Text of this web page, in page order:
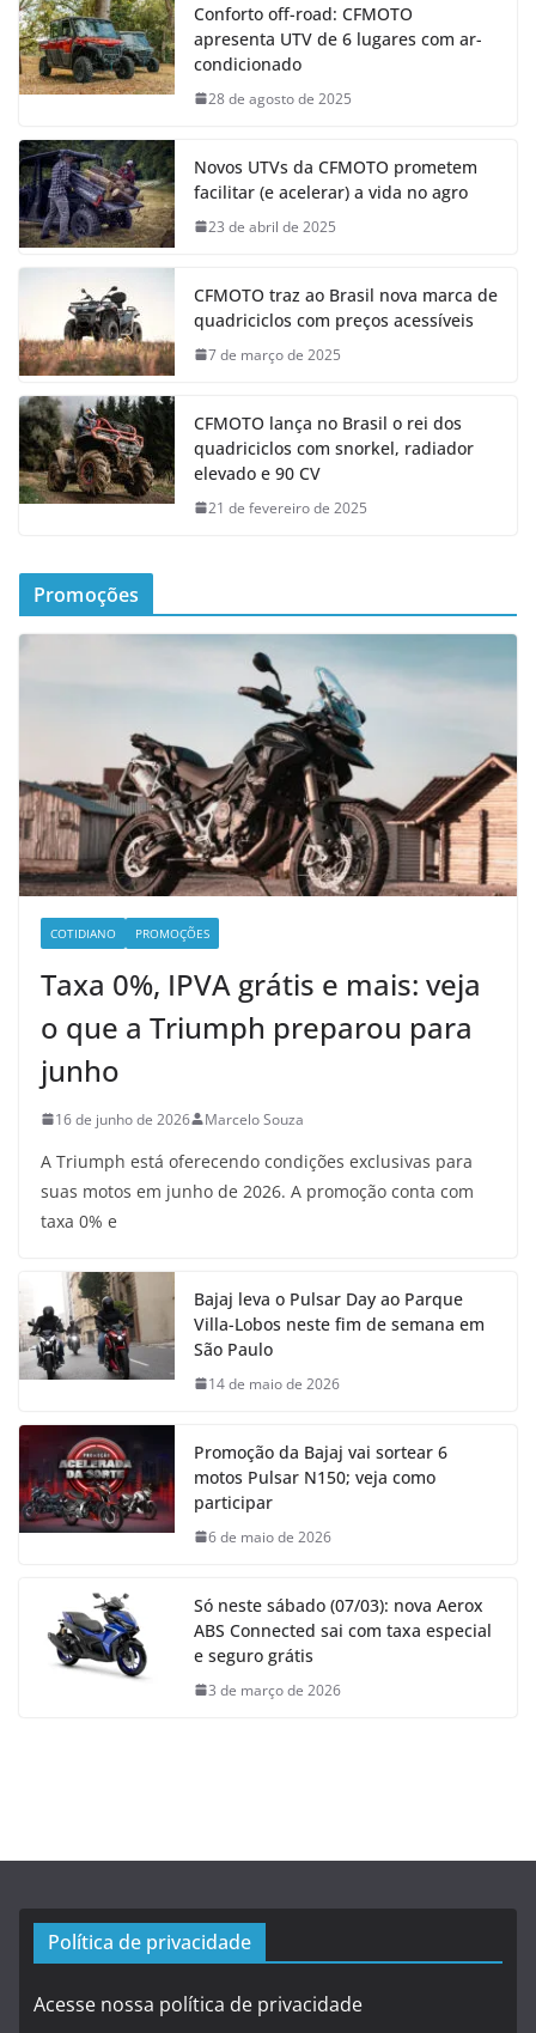
Conforto off-road: CFMOTO
apresenta UTV de 6 lugares com ar-
condicionado
28 de agosto de 2025
Novos UTVs da CFMOTO prometem
facilitar (e acelerar) a vida no agro
23 de abril de 2025
CFMOTO traz ao Brasil nova marca de
quadriciclos com preços acessíveis
7 de março de 2025
CFMOTO lança no Brasil o rei dos
quadriciclos com snorkel, radiador
elevado e 90 CV
21 de fevereiro de 2025
Promoções
COTIDIANO PROMOÇÕES
Taxa 0%, IPVA grátis e mais: veja
o que a Triumph preparou para
junho
16 de junho de 2026 Marcelo Souza
A Triumph está oferecendo condições exclusivas para
suas motos em junho de 2026. A promoção conta com
taxa 0% e
Bajaj leva o Pulsar Day ao Parque
Villa-Lobos neste fim de semana em
São Paulo
14 de maio de 2026
Promoção da Bajaj vai sortear 6
motos Pulsar N150; veja como
participar
6 de maio de 2026
Só neste sábado (07/03): nova Aerox
ABS Connected sai com taxa especial
e seguro grátis
3 de março de 2026
Política de privacidade
Acesse nossa política de privacidade